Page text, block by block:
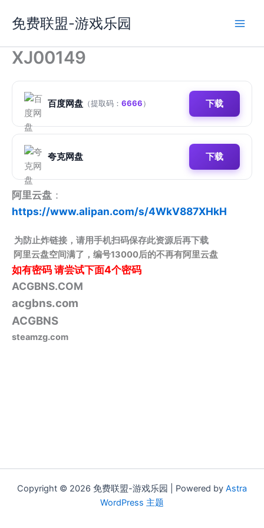
容
免费联盟-游戏乐园
XJ00149
百度网盘 （提取码： 6666） 下载
夸克网盘 下载
阿里云盘 ：
https://www.alipan.com/s/4WkV887XHkH
为防止炸链接，请用手机扫码保存此资源后再下载
阿里云盘空间满了，编号13000后的不再有阿里云盘
如有密码请尝试下面4个密码
ACGBNS.COM
acgbns.com
ACGBNS
steamzg.com
Copyright © 2026 免费联盟-游戏乐园 | Powered by Astra
WordPress 主题